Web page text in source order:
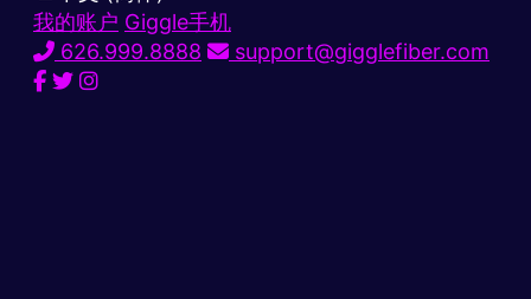
我的账户 Giggle手机
626.999.8888
support@gigglefiber.com